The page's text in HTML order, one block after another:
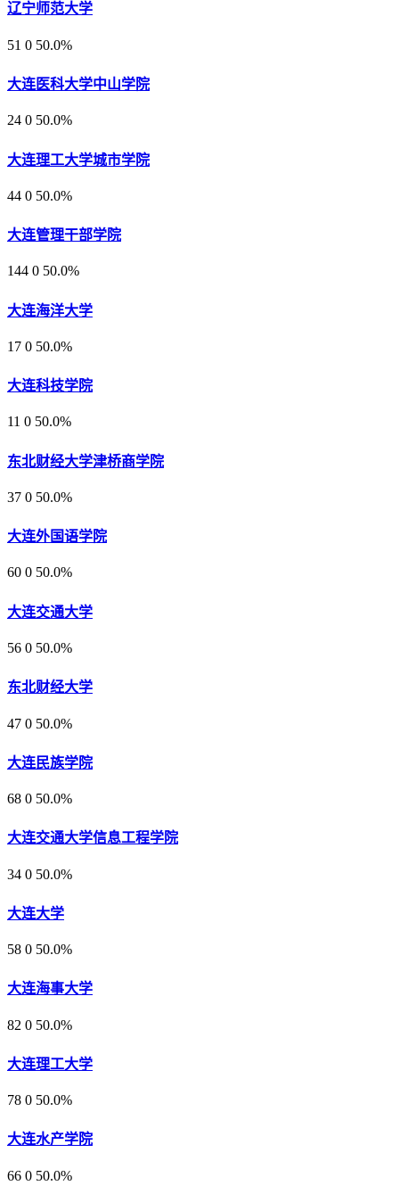
辽宁师范大学
51 0 50.0%
大连医科大学中山学院
24 0 50.0%
大连理工大学城市学院
44 0 50.0%
大连管理干部学院
144 0 50.0%
大连海洋大学
17 0 50.0%
大连科技学院
11 0 50.0%
东北财经大学津桥商学院
37 0 50.0%
大连外国语学院
60 0 50.0%
大连交通大学
56 0 50.0%
东北财经大学
47 0 50.0%
大连民族学院
68 0 50.0%
大连交通大学信息工程学院
34 0 50.0%
大连大学
58 0 50.0%
大连海事大学
82 0 50.0%
大连理工大学
78 0 50.0%
大连水产学院
66 0 50.0%